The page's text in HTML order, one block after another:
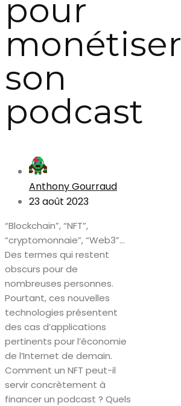
pour
monétiser
son
podcast
Anthony Gourraud
23 août 2023
“Blockchain”, “NFT”,
“cryptomonnaie”, “Web3”…
Des termes qui restent
obscurs pour de
nombreuses personnes.
Pourtant, ces nouvelles
technologies présentent
des cas d’applications
pertinents pour l’économie
de l’Internet de demain.
Comment un NFT peut-il
servir concrètement à
financer un podcast ? Quels